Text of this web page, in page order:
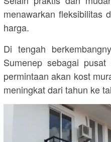
menawarkan fleksibilitas
harga.
Di tengah
Sumenep sebagai pusat
permintaan akan kost
meningkat dari tahun ke